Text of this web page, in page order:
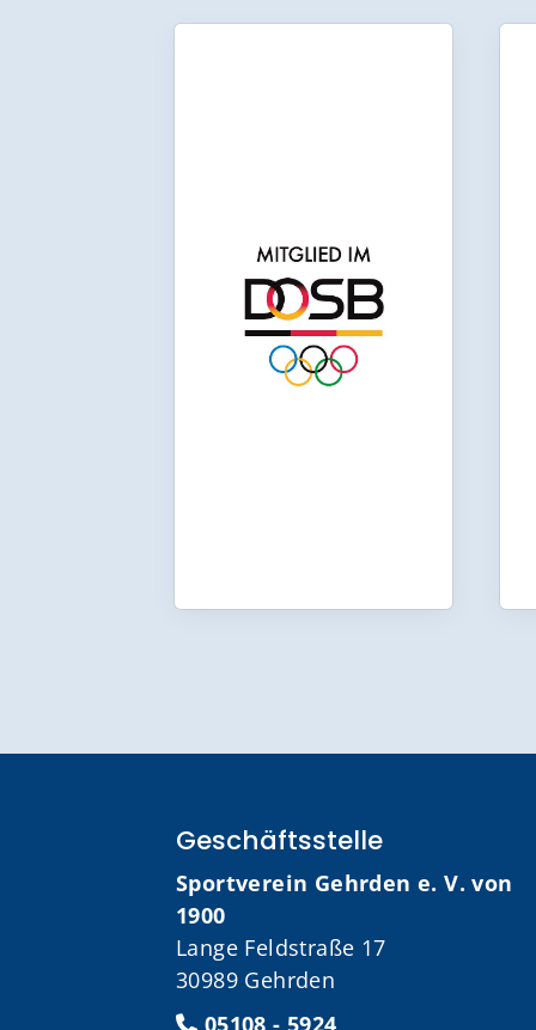
Geschäftsstelle
Sportverein Gehrden e. V. von
1900
Lange Feldstraße 17
30989 Gehrden
05108 - 5924